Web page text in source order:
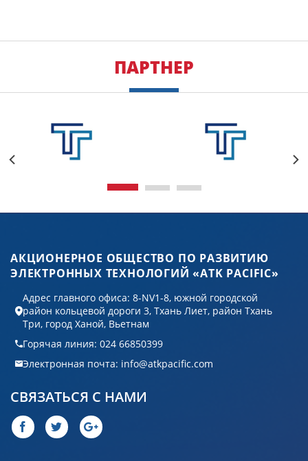
ПАРТНЕР
АКЦИОНЕРНОЕ ОБЩЕСТВО ПО РАЗВИТИЮ
ЭЛЕКТРОННЫХ ТЕХНОЛОГИЙ «ATK PACIFIC»
Адрес главного офиса: 8-NV1-8, южной городской
район кольцевой дороги 3, Тхань Лиет, район Тхань
Три, город Ханой, Вьетнам
Горячая линия: 024 66850399
Электронная почта: info@atkpacific.com
СВЯЗАТЬСЯ С НАМИ